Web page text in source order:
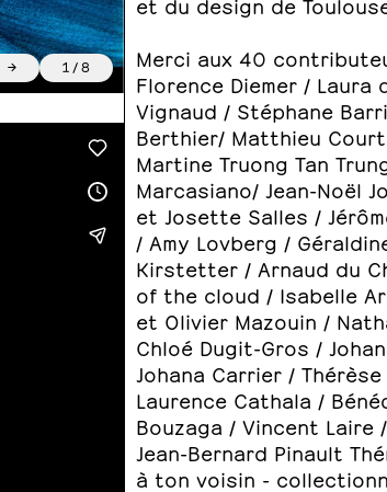
Merci aux 40
Florence Diemer / Laura
Vignaud / Stéphane
Berthier/ Matthieu
Martine Truong Tan
Marcasiano/ Jean-Noël
et Josette Salles /
/ Amy Lovberg /
Kirstetter / Arnaud du
of the cloud / Isabelle
et Olivier Mazouin /
Chloé Dugit-Gros /
Johana Carrier /
Laurence Cathala /
Bouzaga / Vincent Laire
Jean-Bernard Pinault
à ton voisin -
→ 1 /8